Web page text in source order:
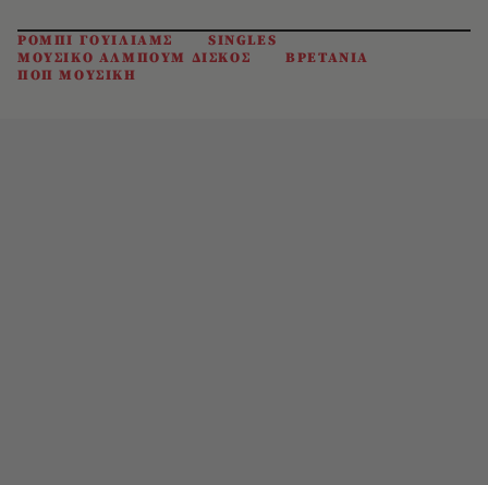
ΡΟΜΠΙ ΓΟΥΙΛΙΑΜΣ
SINGLES
ΜΟΥΣΙΚΟ ΑΛΜΠΟΥΜ ΔΙΣΚΟΣ
ΒΡΕΤΑΝΙΑ
ΠΟΠ ΜΟΥΣΙΚΗ